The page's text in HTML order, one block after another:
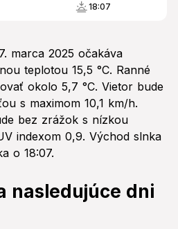
18:07
marca 2025 očakáva
teplotou 15,5 °C. Ranné
okolo 5,7 °C. Vietor bude
s maximom 10,1 km/h.
bez zrážok s nízkou
indexom 0,9. Východ slnka
o 18:07.
nasledujúce dni